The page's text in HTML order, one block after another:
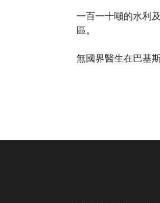
一百一十噸的水利
區。
無國界醫生在巴基